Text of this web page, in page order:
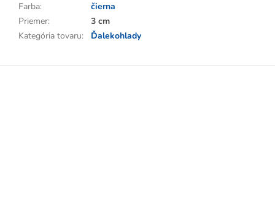
Farba:
čierna
Priemer:
3 cm
Kategória tovaru: Ďalekohlady
Z